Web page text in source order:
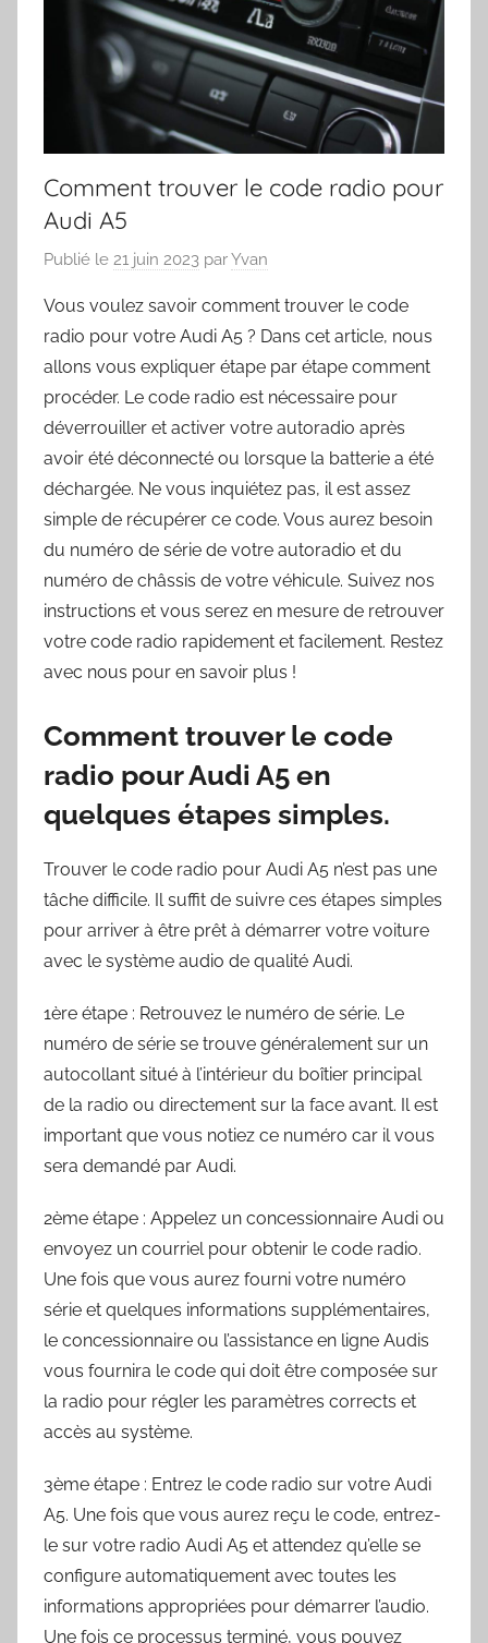
Comment trouver le code radio pour
Audi A5
Publié le 21 juin 2023 parYvan
Vous voulez savoir comment trouver le code
radio pour votre Audi A5 ? Dans cet article, nous
allons vous expliquer étape par étape comment
procéder. Le code radio est nécessaire pour
déverrouiller et activer votre autoradio après
avoir été déconnecté ou lorsque la batterie a été
déchargée. Ne vous inquiétez pas, il est assez
simple de récupérer ce code. Vous aurez besoin
du numéro de série de votre autoradio et du
numéro de châssis de votre véhicule. Suivez nos
instructions et vous serez en mesure de retrouver
votre code radio rapidement et facilement. Restez
avec nous pour en savoir plus !
Comment trouver le code
radio pour Audi A5 en
quelques étapes simples.
Trouver le code radio pour Audi A5 n’est pas une
tâche difficile. Il suffit de suivre ces étapes simples
pour arriver à être prêt à démarrer votre voiture
avec le système audio de qualité Audi.
1ère étape : Retrouvez le numéro de série. Le
numéro de série se trouve généralement sur un
autocollant situé à l’intérieur du boîtier principal
de la radio ou directement sur la face avant. Il est
important que vous notiez ce numéro car il vous
sera demandé par Audi.
2ème étape : Appelez un concessionnaire Audi ou
envoyez un courriel pour obtenir le code radio.
Une fois que vous aurez fourni votre numéro
série et quelques informations supplémentaires,
le concessionnaire ou l’assistance en ligne Audis
vous fournira le code qui doit être composée sur
la radio pour régler les paramètres corrects et
accès au système.
3ème étape : Entrez le code radio sur votre Audi
A5. Une fois que vous aurez reçu le code, entrez-
le sur votre radio Audi A5 et attendez qu’elle se
configure automatiquement avec toutes les
informations appropriées pour démarrer l’audio.
Une fois ce processus terminé, vous pouvez